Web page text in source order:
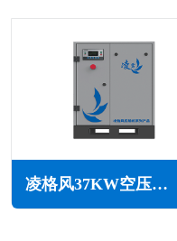
凌格风37KW空压机CS系列